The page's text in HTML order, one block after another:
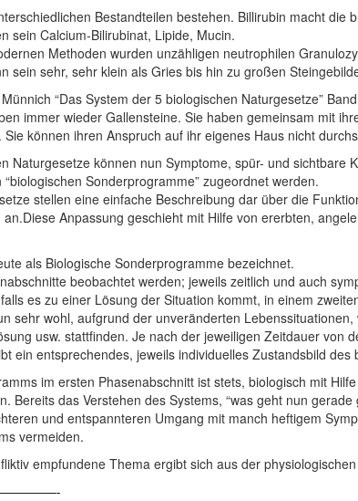
Bestandteilen bestehen. Billirubin macht
sein Calcium-Bilirubinat, Lipide, Mucin.
Methoden wurden unzähligen neutrophilen
sein sehr, sehr klein als Gries bis hin zu großen
“Das System der 5 biologischen Naturgesetze”
immer wieder Gallensteine. Sie haben gemeinsam mit
können ihren Anspruch auf ihr eigenes Haus nicht
Naturgesetze können nun Symptome, spür- und
Sonderprogramme” zugeordnet werden.
stellen eine einfache Beschreibung dar über die
Anpassung geschieht mit Hilfe von ererbten,
als Biologische Sonderprogramme bezeichnet.
beobachtet werden; jeweils zeitlich und auch
es zu einer Lösung der Situation kommt, in einem
sehr wohl, aufgrund der unveränderten
usw. stattfinden. Je nach der jeweiligen Zeitdauer
ein entsprechendes, jeweils individuelles Zustandsbild des
im ersten Phasenabschnitt ist stets, biologisch mit
Bereits das Verstehen des Systems, “was geht nun
und entspannteren Umgang mit manch heftigem
vermeiden.
empfundene Thema ergibt sich aus der